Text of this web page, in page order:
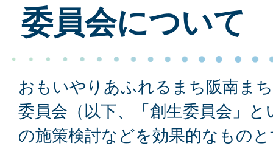
委員会について
おもいやりあふれるまち阪南ま
委員会（以下、「創生委員会」
の施策検討などを効果的なもの